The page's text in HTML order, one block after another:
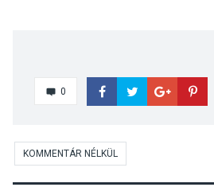
0
KOMMENTÁR NÉLKÜL